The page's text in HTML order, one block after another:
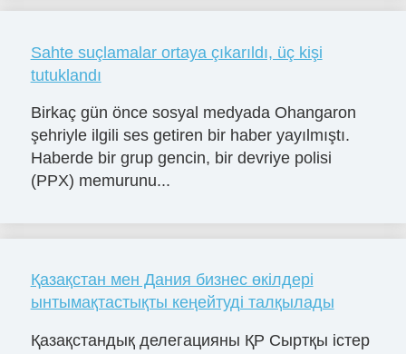
Sahte suçlamalar ortaya çıkarıldı, üç kişi
tutuklandı
Birkaç gün önce sosyal medyada Ohangaron
şehriyle ilgili ses getiren bir haber yayılmıştı.
Haberde bir grup gencin, bir devriye polisi
(PPX) memurunu...
Қазақстан мен Дания бизнес өкілдері
ынтымақтастықты кеңейтуді талқылады
Қазақстандық делегацияны ҚР Сыртқы істер